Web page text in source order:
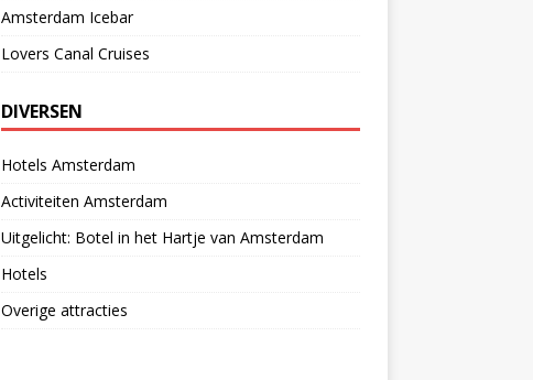
Amsterdam Icebar
Lovers Canal Cruises
DIVERSEN
Hotels Amsterdam
Activiteiten Amsterdam
Uitgelicht: Botel in het Hartje van Amsterdam
Hotels
Overige attracties